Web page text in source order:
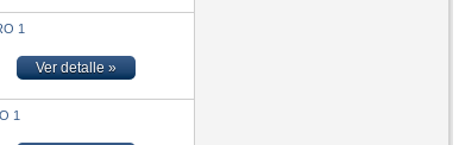
1
Ver detalle »
1